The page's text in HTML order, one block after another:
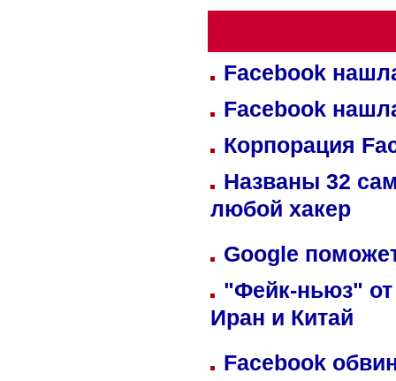
Facebook
Facebook
Корпорация
Названы 32
любой хакер
Google
"Фейк-ньюз" от
Иран и Китай
Facebook